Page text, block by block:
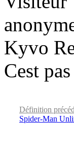
Kyvo
Cest
Définition
Spider-Man